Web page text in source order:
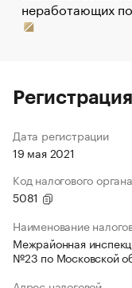
неработающих
Дата регистрации
19 мая 2021
Код налогового органа
5081
Наименование
Межрайонная
№23 по Московской